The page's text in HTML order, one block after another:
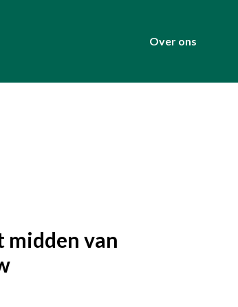
Over ons
midden van